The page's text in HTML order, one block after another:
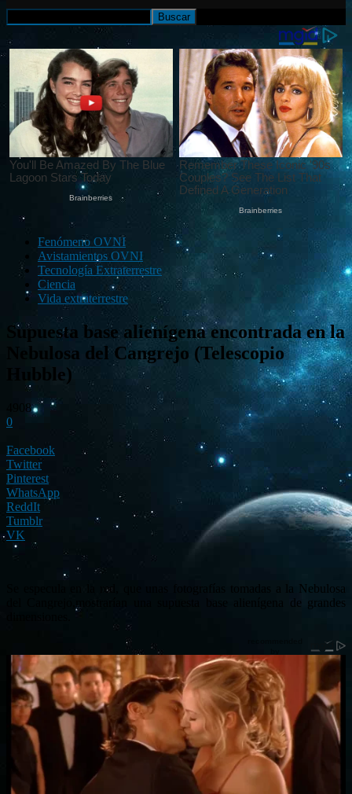
Fenómeno OVNI
Avistamientos OVNI
Tecnología Extraterrestre
Ciencia
Vida extraterrestre
Supuesta base alienígena encontrada en la
Nebulosa del Cangrejo (Telescopio
Hubble)
4908
0
Facebook
Twitter
Pinterest
WhatsApp
ReddIt
Tumblr
VK
Se especula en la red, que unas fotografías tomadas a la Nebulosa
del Cangrejo,mostrarían una supuesta base alienígena de grandes